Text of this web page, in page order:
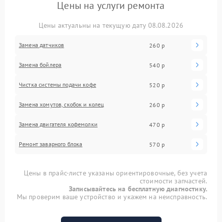
Цены на услуги ремонта
Цены актуальны на текущую дату 08.08.2026
Замена датчиков 260 р
Замена бойлера 540 р
Чистка системы подачи кофе 520 р
Замена хомутов, скобок и колец 260 р
Замена двигателя кофемолки 470 р
Ремонт заварного блока 570 р
Цены в прайс-листе указаны ориентировочные, без учета
стоимости запчастей.
Записывайтесь на бесплатную диагностику.
Мы проверим ваше устройство и укажем на неисправность.